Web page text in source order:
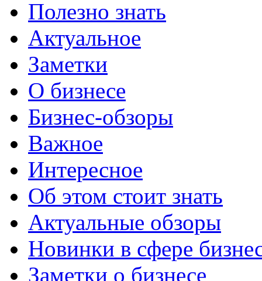
Полезно знать
Актуальное
Заметки
О бизнесе
Бизнес-обзоры
Важное
Интересное
Об этом стоит знать
Актуальные обзоры
Новинки в сфере
Заметки о бизнесе